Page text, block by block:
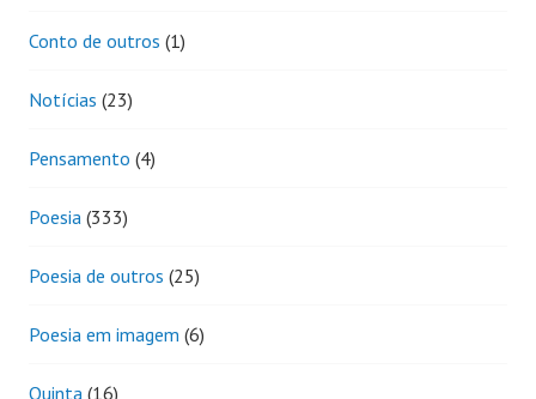
Conto de outros (1)
Notícias (23)
Pensamento (4)
Poesia (333)
Poesia de outros (25)
Poesia em imagem (6)
Quinta (16)